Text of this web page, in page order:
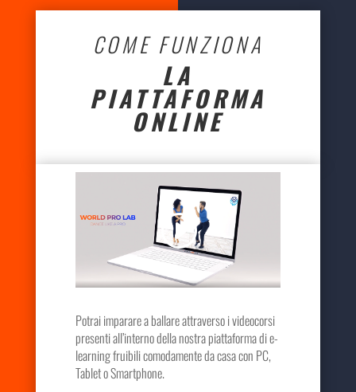
COME FUNZIONA
LA
PIATTAFORMA
ONLINE
Potrai imparare a ballare attraverso i videocorsi
presenti all’interno della nostra piattaforma di e-
learning fruibili comodamente da casa con PC,
Tablet o Smartphone.